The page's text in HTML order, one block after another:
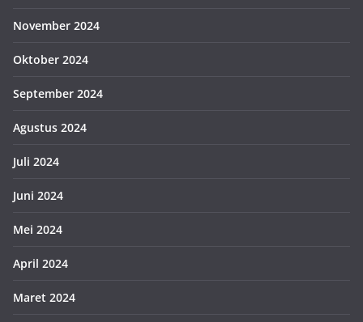
November 2024
Oktober 2024
September 2024
Agustus 2024
Juli 2024
Juni 2024
Mei 2024
April 2024
Maret 2024